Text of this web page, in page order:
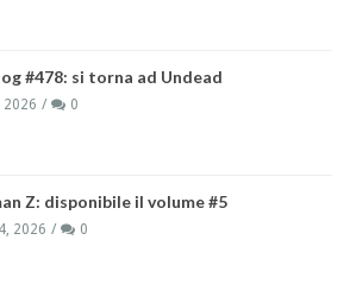
#478: si torna ad Undead
2026 0
Z: disponibile il volume #5
2026 0